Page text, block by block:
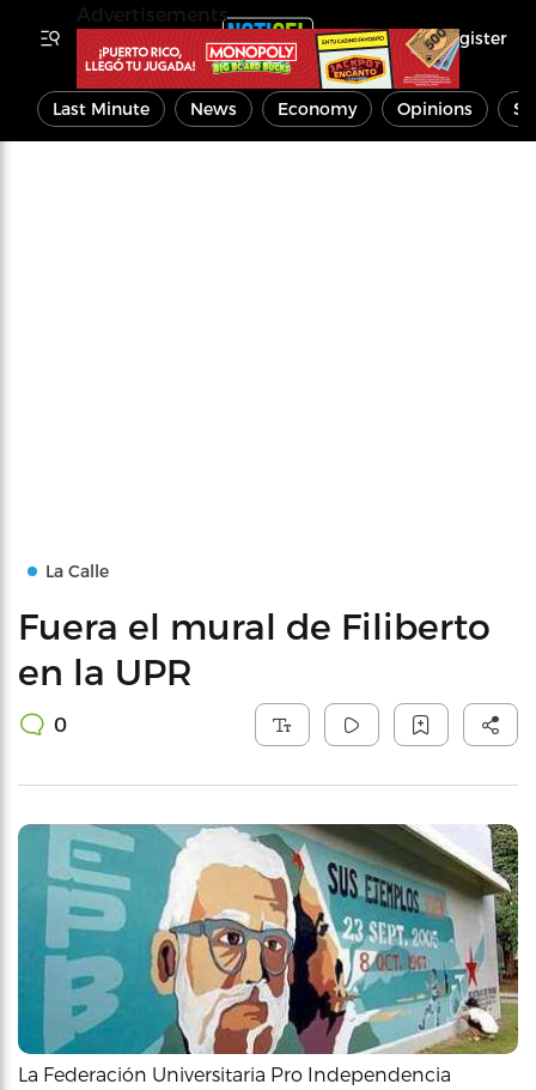
Register
Last Minute News Economy Opinions
La Calle
Fuera el mural de Filiberto
en la UPR
0
La Federación Universitaria Pro Independencia
Advertisements